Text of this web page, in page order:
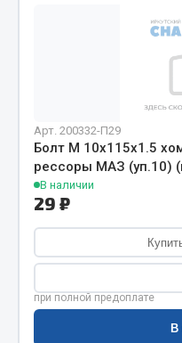
Соединительные
Адаптеры и переходники
Тройники
Трубки, муфты, гайки
Угольники
Фитинги
Штуцеры
Арт. 200332-П29
Болт М 10х115х1.5
рессоры МАЗ (уп.10)
В наличии
29 ₽
при полной предоплате
В